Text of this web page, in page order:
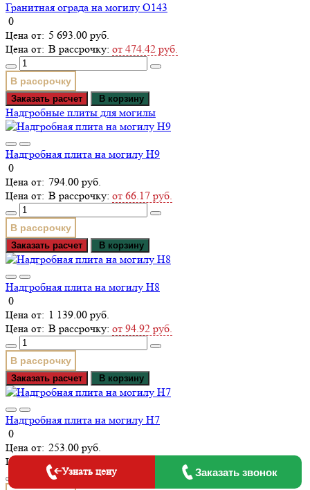
Гранитная ограда на могилу О143
0
5 693.00 руб.
В рассрочку: от 474.42 руб.
В рассрочку
Заказать расчет В корзину
Надгробные плиты для могилы
Надгробная плита на могилу Н9
0
794.00 руб.
В рассрочку: от 66.17 руб.
В рассрочку
Заказать расчет В корзину
Надгробная плита на могилу Н8
0
1 139.00 руб.
В рассрочку: от 94.92 руб.
В рассрочку
Заказать расчет В корзину
Надгробная плита на могилу Н7
0
253.00 руб.
В рассрочку:
Узнать цену Заказать звонок